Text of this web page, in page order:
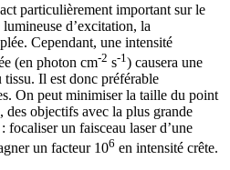
particulièrement important sur le
d’excitation, la
Cependant, une intensité
(en photon cm-2 s-1) causera une
Il est donc préférable
On peut minimiser la taille du point
objectifs avec la plus grande
un faisceau laser d’une
un facteur 106 en intensité crête.